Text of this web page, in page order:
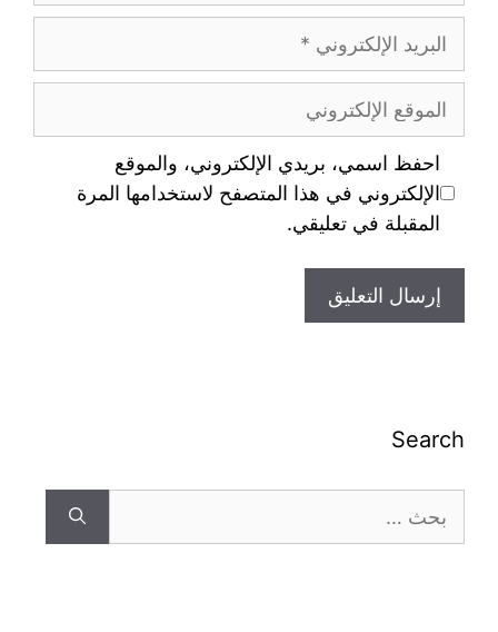
احفظ اسمي، بريدي الإلكتروني، والموقع
الإلكتروني في هذا المتصفح لاستخدامها المرة
المقبلة في تعليقي.
Search